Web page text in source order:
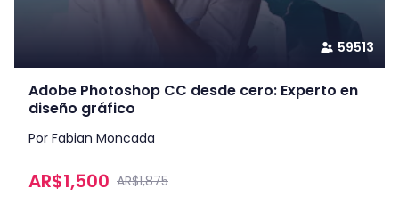
59513
Adobe Photoshop CC desde cero: Experto en
diseño gráfico
Por Fabian Moncada
AR$1,500 AR$1,875